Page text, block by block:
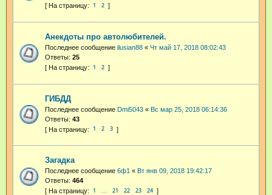
1 2
Анекдоты про автолюбителей.
Последнее сообщение ilusian88 « Чт май 17, 2018 08:02:43
Ответы: 25
1 2
ГИБДД
Последнее сообщение Dmi5043 « Вс мар 25, 2018 06:14:36
Ответы: 43
1 2 3
Загадка
Последнее сообщение 6ф1 « Вт янв 09, 2018 19:42:17
Ответы: 464
1 … 21 22 23 24